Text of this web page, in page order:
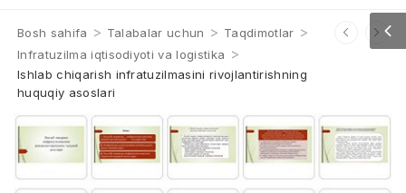
Bosh sahifa > Talabalar uchun > Taqdimotlar >
Infratuzilma iqtisodiyoti va logistika >
Ishlab chiqarish infratuzilmasini rivojlantirishning
huquqiy asoslari